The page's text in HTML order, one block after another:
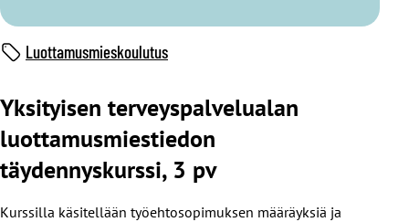
Yksityisen terveyspalvelualan
luottamusmiestiedon
täydennyskurssi, 3 pv
Kurssilla käsitellään työehtosopimuksen määräyksiä ja
Luottamusmieskoulutus